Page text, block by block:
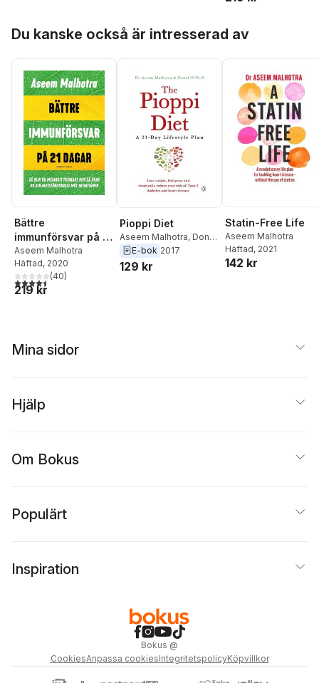
Du kanske också är intresserad av
Bättre
immunförsvar på 21
dagar : så blir du
metabolt friskare
och så ökar du din
motståndskraft mot
Aseem Malhotra
Häftad, 2020
4,5utav 5 stjärnor. Totalt antal röster:
(40)
219 kr
Pioppi Diet
Aseem Malhotra, Donal
O'Neill
E-bok 2017
129 kr
Statin-Free Life
Aseem Malhotra
Häftad, 2021
142 kr
Mina sidor
Hjälp
Om Bokus
Populärt
Inspiration
Bokus @
CookiesAnpassa cookiesIntegritetspolicyKöpvillkor